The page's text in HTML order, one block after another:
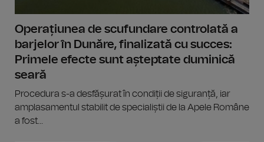
Operațiunea de scufundare controlată a
barjelor în Dunăre, finalizată cu succes:
Primele efecte sunt așteptate duminică
seară
Procedura s-a desfășurat în condiții de siguranță, iar
amplasamentul stabilit de specialiștii de la Apele Române
a fost...